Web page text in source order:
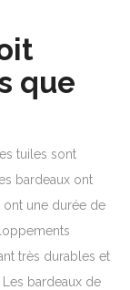
que
tuiles sont
bardeaux ont
ont une durée de
très durables et
bardeaux de